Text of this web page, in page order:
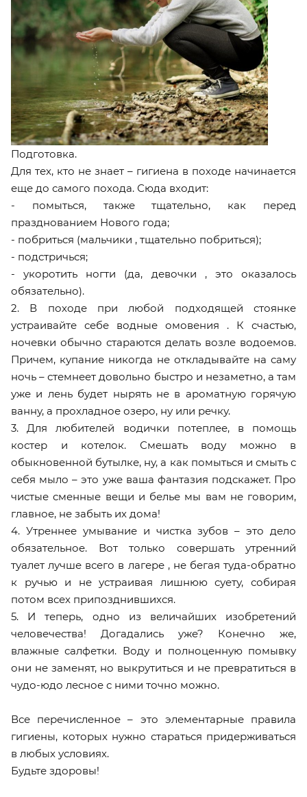
Подготовка.
Для тех, кто не знает – гигиена в походе начинается
еще до самого похода. Сюда входит:
- помыться, также тщательно, как перед
празднованием Нового года;
- побриться (мальчики , тщательно побриться);
- подстричься;
- укоротить ногти (да, девочки , это оказалось
обязательно).
2. В походе при любой подходящей стоянке
устраивайте себе водные омовения . К счастью,
ночевки обычно стараются делать возле водоемов.
Причем, купание никогда не откладывайте на саму
ночь – стемнеет довольно быстро и незаметно, а там
уже и лень будет нырять не в ароматную горячую
ванну, а прохладное озеро, ну или речку.
3. Для любителей водички потеплее, в помощь
костер и котелок. Смешать воду можно в
обыкновенной бутылке, ну, а как помыться и смыть с
себя мыло – это уже ваша фантазия подскажет. Про
чистые сменные вещи и белье мы вам не говорим,
главное, не забыть их дома!
4. Утреннее умывание и чистка зубов – это дело
обязательное. Вот только совершать утренний
туалет лучше всего в лагере , не бегая туда-обратно
к ручью и не устраивая лишнюю суету, собирая
потом всех припозднившихся.
5. И теперь, одно из величайших изобретений
человечества! Догадались уже? Конечно же,
влажные салфетки. Воду и полноценную помывку
они не заменят, но выкрутиться и не превратиться в
чудо-юдо лесное с ними точно можно.
Все перечисленное – это элементарные правила
гигиены, которых нужно стараться придерживаться
в любых условиях.
Будьте здоровы!